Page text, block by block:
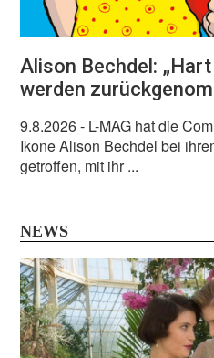
Alison Bechdel:
werden
9.8.2026- L-MAG hat die
Ikone Alison Bechdel bei
getroffen, mit ihr ...
NEWS